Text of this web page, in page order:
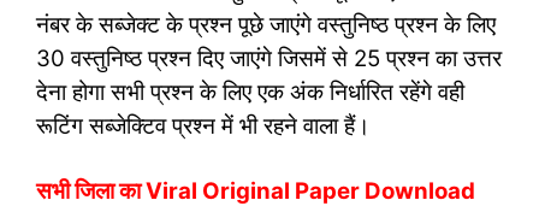
नंबर के सब्जेक्ट के प्रश्न पूछे जाएंगे वस्तुनिष्ठ प्रश्न के लिए
30 वस्तुनिष्ठ प्रश्न दिए जाएंगे जिसमें से 25 प्रश्न का उत्तर
देना होगा सभी प्रश्न के लिए एक अंक निर्धारित रहेंगे वही
रूटिंग सब्जेक्टिव प्रश्न में भी रहने वाला हैं।
सभी जिला का Viral Original Paper Download